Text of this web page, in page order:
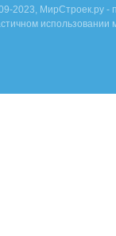
2023, МирСтроек.ру -
использовании